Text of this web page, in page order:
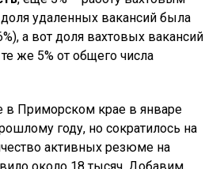
удаленных вакансий была
а вот доля вахтовых вакансий
же 5% от общего числа
в Приморском крае в январе
году, но сократилось на
активных резюме на